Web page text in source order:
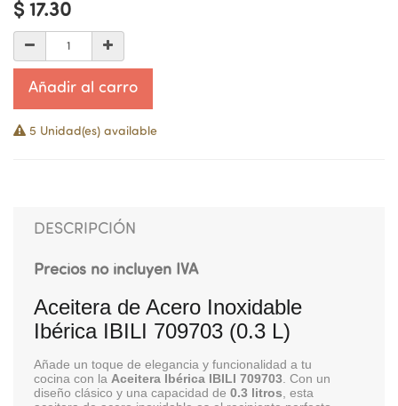
$ 17.30
Añadir al carro
5 Unidad(es) available
DESCRIPCIÓN
Precios no incluyen IVA
Aceitera de Acero Inoxidable
Ibérica IBILI 709703 (0.3 L)
Añade un toque de elegancia y funcionalidad a tu
cocina con la Aceitera Ibérica IBILI 709703 . Con un
diseño clásico y una capacidad de 0.3 litros , esta